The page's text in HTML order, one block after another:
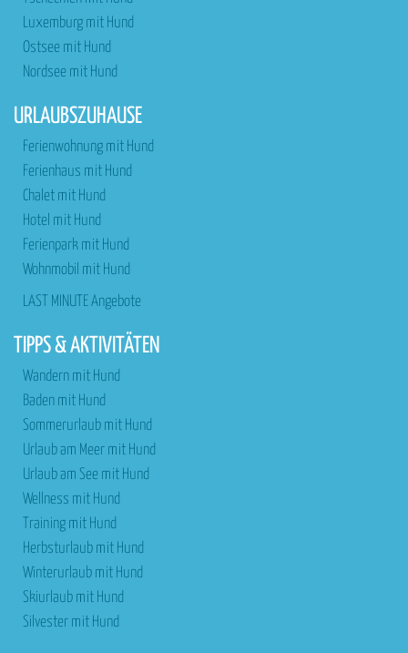
Luxemburg mit Hund
Ostsee mit Hund
Nordsee mit Hund
URLAUBSZUHAUSE
Ferienwohnung mit Hund
Ferienhaus mit Hund
Chalet mit Hund
Hotel mit Hund
Ferienpark mit Hund
Wohnmobil mit Hund
LAST MINUTE Angebote
TIPPS & AKTIVITÄTEN
Wandern mit Hund
Baden mit Hund
Sommerurlaub mit Hund
Urlaub am Meer mit Hund
Urlaub am See mit Hund
Wellness mit Hund
Training mit Hund
Herbsturlaub mit Hund
Winterurlaub mit Hund
Skiurlaub mit Hund
Silvester mit Hund